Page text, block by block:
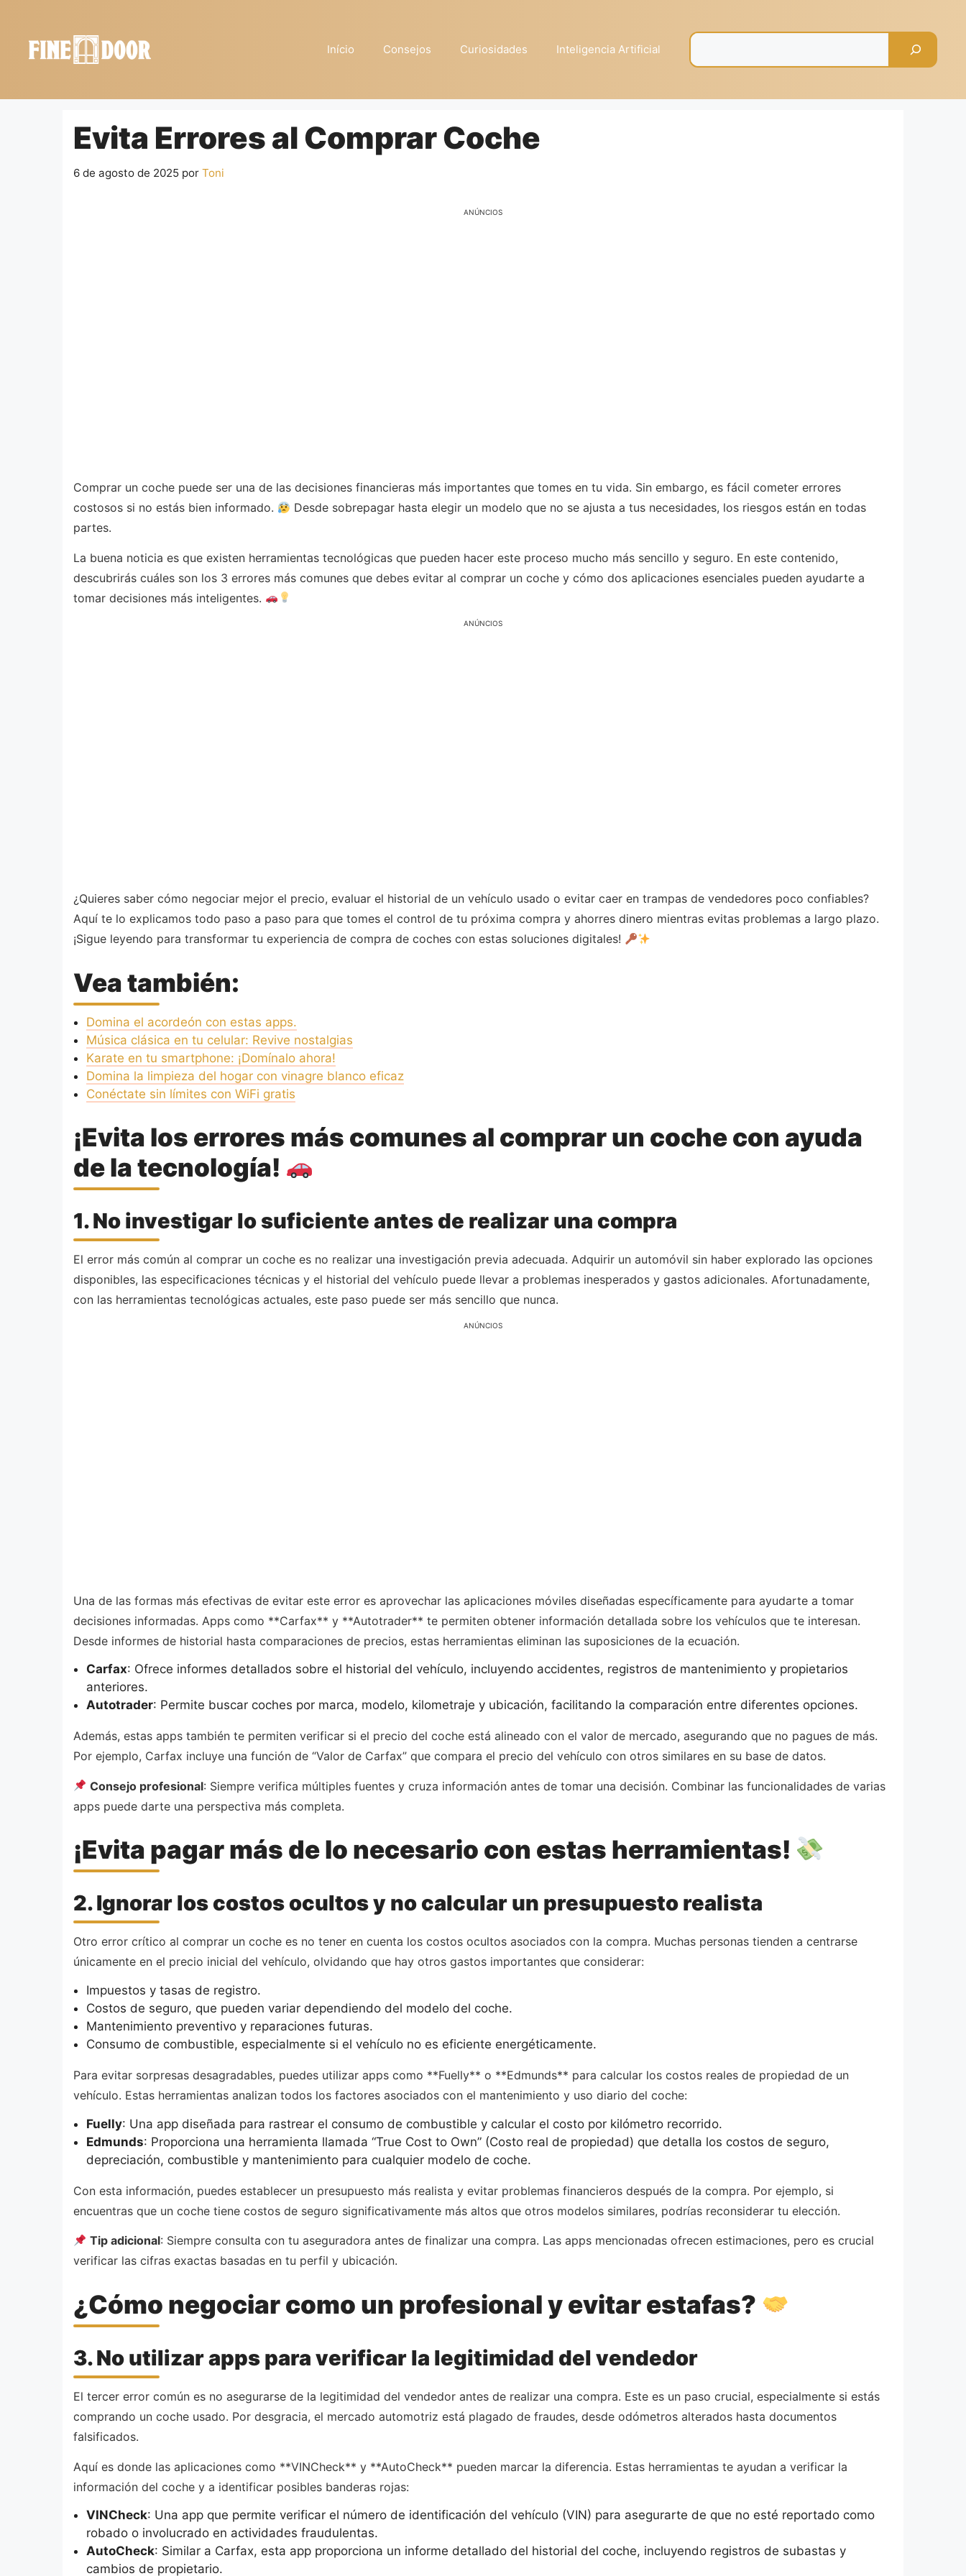
contenido
Início Consejos Curiosidades Inteligencia Artificial
Evita Errores al Comprar Coche
6 de agosto de 2025 por Toni
ANÚNCIOS
Comprar un coche puede ser una de las decisiones financieras más importantes que tomes en tu vida. Sin embargo, es fácil cometer errores
costosos si no estás bien informado.
Desde sobrepagar hasta elegir un modelo que no se ajusta a tus necesidades, los riesgos están en todas
partes.
La buena noticia es que existen herramientas tecnológicas que pueden hacer este proceso mucho más sencillo y seguro. En este contenido,
descubrirás cuáles son los 3 errores más comunes que debes evitar al comprar un coche y cómo dos aplicaciones esenciales pueden ayudarte a
tomar decisiones más inteligentes.
ANÚNCIOS
¿Quieres saber cómo negociar mejor el precio, evaluar el historial de un vehículo usado o evitar caer en trampas de vendedores poco confiables?
Aquí te lo explicamos todo paso a paso para que tomes el control de tu próxima compra y ahorres dinero mientras evitas problemas a largo plazo.
¡Sigue leyendo para transformar tu experiencia de compra de coches con estas soluciones digitales!
Vea también:
Domina el acordeón con estas apps.
Música clásica en tu celular: Revive nostalgias
Karate en tu smartphone: ¡Domínalo ahora!
Domina la limpieza del hogar con vinagre blanco eficaz
Conéctate sin límites con WiFi gratis
¡Evita los errores más comunes al comprar un coche con ayuda
de la tecnología!
1. No investigar lo suficiente antes de realizar una compra
El error más común al comprar un coche es no realizar una investigación previa adecuada. Adquirir un automóvil sin haber explorado las opciones
disponibles, las especificaciones técnicas y el historial del vehículo puede llevar a problemas inesperados y gastos adicionales. Afortunadamente,
con las herramientas tecnológicas actuales, este paso puede ser más sencillo que nunca.
ANÚNCIOS
Una de las formas más efectivas de evitar este error es aprovechar las aplicaciones móviles diseñadas específicamente para ayudarte a tomar
decisiones informadas. Apps como **Carfax** y **Autotrader** te permiten obtener información detallada sobre los vehículos que te interesan.
Desde informes de historial hasta comparaciones de precios, estas herramientas eliminan las suposiciones de la ecuación.
Carfax: Ofrece informes detallados sobre el historial del vehículo, incluyendo accidentes, registros de mantenimiento y propietarios
anteriores.
Autotrader: Permite buscar coches por marca, modelo, kilometraje y ubicación, facilitando la comparación entre diferentes opciones.
Además, estas apps también te permiten verificar si el precio del coche está alineado con el valor de mercado, asegurando que no pagues de más.
Por ejemplo, Carfax incluye una función de “Valor de Carfax” que compara el precio del vehículo con otros similares en su base de datos.
Consejo profesional: Siempre verifica múltiples fuentes y cruza información antes de tomar una decisión. Combinar las funcionalidades de varias
apps puede darte una perspectiva más completa.
¡Evita pagar más de lo necesario con estas herramientas!
2. Ignorar los costos ocultos y no calcular un presupuesto realista
Otro error crítico al comprar un coche es no tener en cuenta los costos ocultos asociados con la compra. Muchas personas tienden a centrarse
únicamente en el precio inicial del vehículo, olvidando que hay otros gastos importantes que considerar:
Impuestos y tasas de registro.
Costos de seguro, que pueden variar dependiendo del modelo del coche.
Mantenimiento preventivo y reparaciones futuras.
Consumo de combustible, especialmente si el vehículo no es eficiente energéticamente.
Para evitar sorpresas desagradables, puedes utilizar apps como **Fuelly** o **Edmunds** para calcular los costos reales de propiedad de un
vehículo. Estas herramientas analizan todos los factores asociados con el mantenimiento y uso diario del coche:
Fuelly: Una app diseñada para rastrear el consumo de combustible y calcular el costo por kilómetro recorrido.
Edmunds: Proporciona una herramienta llamada “True Cost to Own” (Costo real de propiedad) que detalla los costos de seguro,
depreciación, combustible y mantenimiento para cualquier modelo de coche.
Con esta información, puedes establecer un presupuesto más realista y evitar problemas financieros después de la compra. Por ejemplo, si
encuentras que un coche tiene costos de seguro significativamente más altos que otros modelos similares, podrías reconsiderar tu elección.
Tip adicional: Siempre consulta con tu aseguradora antes de finalizar una compra. Las apps mencionadas ofrecen estimaciones, pero es crucial
verificar las cifras exactas basadas en tu perfil y ubicación.
¿Cómo negociar como un profesional y evitar estafas?
3. No utilizar apps para verificar la legitimidad del vendedor
El tercer error común es no asegurarse de la legitimidad del vendedor antes de realizar una compra. Este es un paso crucial, especialmente si estás
comprando un coche usado. Por desgracia, el mercado automotriz está plagado de fraudes, desde odómetros alterados hasta documentos
falsificados.
Aquí es donde las aplicaciones como **VINCheck** y **AutoCheck** pueden marcar la diferencia. Estas herramientas te ayudan a verificar la
información del coche y a identificar posibles banderas rojas:
VINCheck: Una app que permite verificar el número de identificación del vehículo (VIN) para asegurarte de que no esté reportado como
robado o involucrado en actividades fraudulentas.
AutoCheck: Similar a Carfax, esta app proporciona un informe detallado del historial del coche, incluyendo registros de subastas y
cambios de propietario.